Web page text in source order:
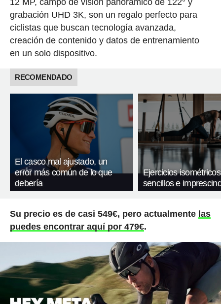
12 MP, campo de visión panorámico de 122° y
grabación UHD 3K, son un regalo perfecto para
ciclistas que buscan tecnología avanzada,
creación de contenido y datos de entrenamiento
en un solo dispositivo.
RECOMENDADO
El casco mal ajustado, un
error más común de lo que
debería
Ejercicios
sencillos e
Su precio es de casi 549€, pero actualmente las
puedes encontrar aquí por 479€.